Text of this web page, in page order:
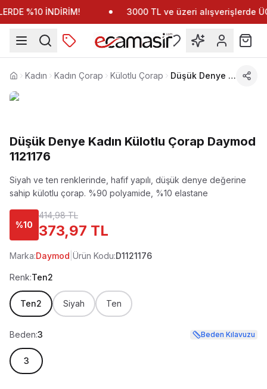
%10 İNDİRİM! 3000 TL ve üzeri alışverişlerde
Anasayfa
Kadın Kadın Çorap Külotlu Çorap Düşük Denye Kadın Külotlu Çorap Daymod 1121176
Düşük Denye Kadın Külotlu Çorap Daymod
1121176
Siyah ve ten renklerinde, hafif yapılı, düşük denye değerine
sahip külotlu çorap. %90 polyamide, %10 elastane
%10
414,98 TL
373,97 TL
Marka:Daymod Ürün Kodu:D1121176
Renk:Ten2
Ten2 Siyah Ten
Beden:3 Beden Kılavuzu
3